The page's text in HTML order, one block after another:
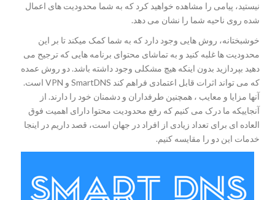
نیستید، پیامی را مشاهده خواهید کرد که به شما محدودیت های اعمال
شده روی ناحیه شما را نشان می دهد.
خوشبختانه، روش هایی وجود دارد که به شما کمک میکند تا بر این
محدودیت ها غلبه کنید و به تماشای محتوای برنامه هایی که ترجیح می
دهید بپردازید بدون اینکه هیچ مشکلی وجود داشته باشد. دو روش عمده
که می تواند اثرات قابل اعتمادی فراهم کند SmartDNS و VPN است.
آنها مزایا و معایب ، همچنین طرفداران و دشمنان خود را دارند. از
آنجاییکه ما درک می کنیم که رفع محدودیت محتوا دارای اهمیت فوق
العاده ای برای تعداد زیادی از افراد در جهان است، قصد داریم در اینجا
خدمات این دو را مقایسه کنیم.